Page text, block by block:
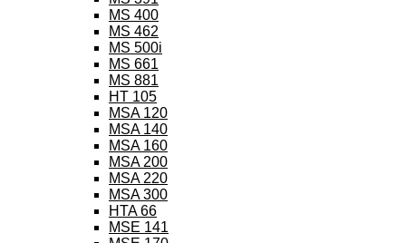
MS 400
MS 462
MS 500i
MS 661
MS 881
HT 105
MSA 120
MSA 140
MSA 160
MSA 200
MSA 220
MSA 300
HTA 66
MSE 141